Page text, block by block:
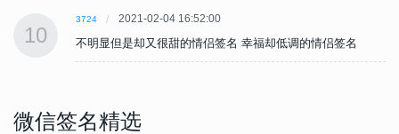
10
3724 2021-02-04 16:52:00
不明显但是却又很甜的情侣签名 幸福却低调的情侣签名
微信签名精选